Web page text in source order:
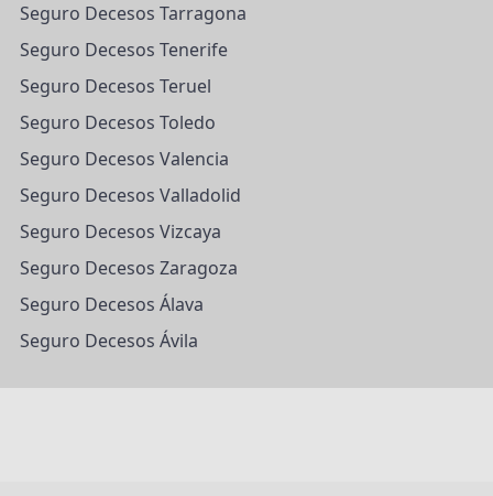
Seguro Decesos Tarragona
Seguro Decesos Tenerife
Seguro Decesos Teruel
Seguro Decesos Toledo
Seguro Decesos Valencia
Seguro Decesos Valladolid
Seguro Decesos Vizcaya
Seguro Decesos Zaragoza
Seguro Decesos Álava
Seguro Decesos Ávila